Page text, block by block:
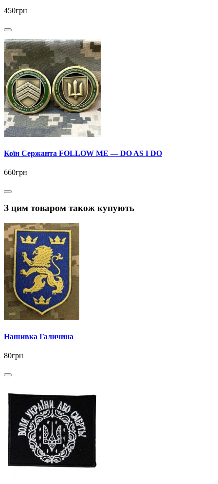
450грн
Коїн Сержанта FOLLOW ME — DO AS I DO
660грн
З цим товаром також купують
Нашивка Галичина
80грн